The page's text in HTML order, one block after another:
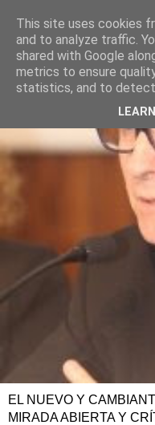
EL NUEVO Y
MIRADA ABIERTA Y
This site uses cookies
and to analyze traffic.
shared with Google
metrics to ensure
statistics, and to detect